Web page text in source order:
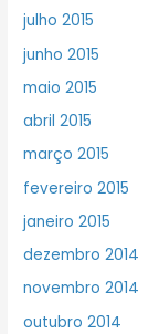
julho 2015
junho 2015
maio 2015
abril 2015
março 2015
fevereiro 2015
janeiro 2015
dezembro 2014
novembro 2014
outubro 2014